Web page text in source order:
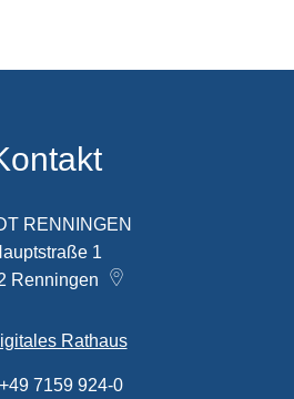
RENNINGEN
1
Renningen
Rathaus
+49 7159 924-0